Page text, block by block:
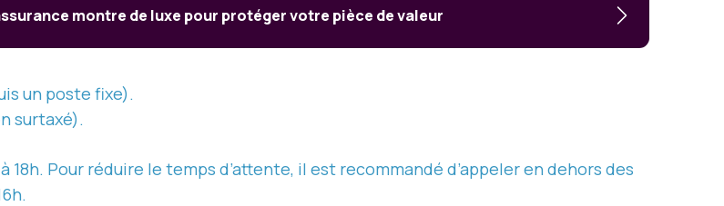
montre de luxe pour protéger votre pièce de valeur
un poste fixe).
surtaxé).
Pour réduire le temps d’attente, il est recommandé d’appeler en dehors des